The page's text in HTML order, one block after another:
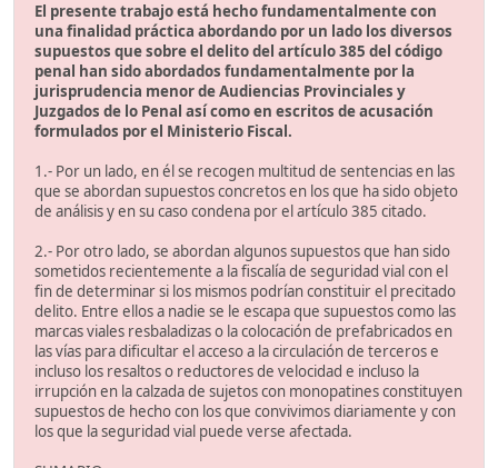
El presente trabajo está hecho fundamentalmente con
una finalidad práctica abordando por un lado los diversos
supuestos que sobre el delito del artículo 385 del código
penal han sido abordados fundamentalmente por la
jurisprudencia menor de Audiencias Provinciales y
Juzgados de lo Penal así como en escritos de acusación
formulados por el Ministerio Fiscal.
1.- Por un lado, en él se recogen multitud de sentencias en las
que se abordan supuestos concretos en los que ha sido objeto
de análisis y en su caso condena por el artículo 385 citado.
2.- Por otro lado, se abordan algunos supuestos que han sido
sometidos recientemente a la fiscalía de seguridad vial con el
fin de determinar si los mismos podrían constituir el precitado
delito. Entre ellos a nadie se le escapa que supuestos como las
marcas viales resbaladizas o la colocación de prefabricados en
las vías para dificultar el acceso a la circulación de terceros e
incluso los resaltos o reductores de velocidad e incluso la
irrupción en la calzada de sujetos con monopatines constituyen
supuestos de hecho con los que convivimos diariamente y con
los que la seguridad vial puede verse afectada.